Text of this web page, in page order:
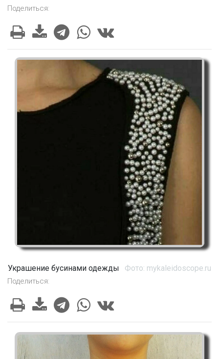
Поделиться:
Украшение бусинами одежды Фото: mykaleidoscope.ru
Поделиться: